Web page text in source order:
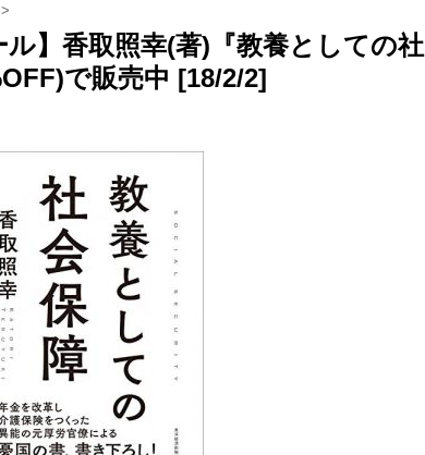
>
ル】香取照幸(著)『教養としての社
で販売中 [18/2/2]